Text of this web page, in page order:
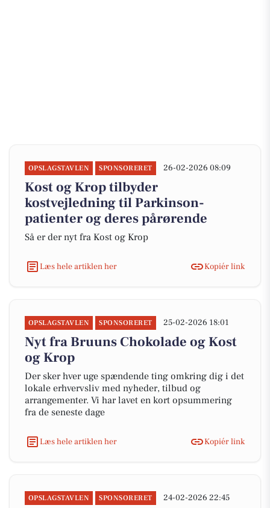
OPSLAGSTAVLEN SPONSORERET 26-02-2026 08:09
Kost og Krop tilbyder
kostvejledning til Parkinson-
patienter og deres pårørende
Så er der nyt fra Kost og Krop
Læs hele artiklen her Kopiér link
OPSLAGSTAVLEN SPONSORERET 25-02-2026 18:01
Nyt fra Bruuns Chokolade og Kost
og Krop
Der sker hver uge spændende ting omkring dig i det
lokale erhvervsliv med nyheder, tilbud og
arrangementer. Vi har lavet en kort opsummering
fra de seneste dage
Læs hele artiklen her Kopiér link
OPSLAGSTAVLEN SPONSORERET 24-02-2026 22:45